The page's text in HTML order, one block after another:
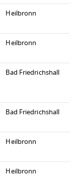
Heilbronn
Heilbronn
Bad Friedrichshall
Bad Friedrichshall
Heilbronn
Heilbronn